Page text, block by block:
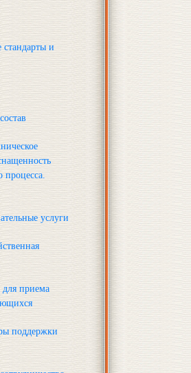
стандарты и
процесса.
услуги
для приема
поддержки